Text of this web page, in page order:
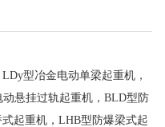
型冶金电动单梁起重机，
悬挂过轨起重机，BLD型防
起重机，LHB型防爆梁式起